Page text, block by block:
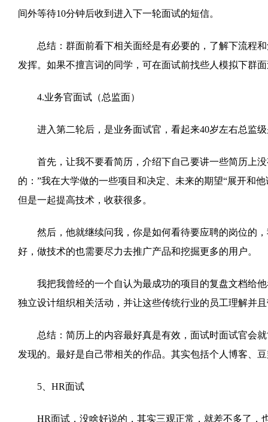
间外等待10分钟后收到进入下一轮面试的短信。
总结：群面前看下相关面经是有必要的，了解下流程和
发挥。如果不擅言词的同学，可在面试前找些人模拟下群
4.业务官面试（总监面）
进入第二轮后，是业务面试官，看起来40岁左右总监级
首先，让我不要看简历，介绍下自己要讲一些简历上没
的：”我在大学做的一些项目和决定、未来的期望“展开和
但是一起提高技术，收获很多。
然后，他就继续问我，你是如何看待要应聘的岗位的，
好，做技术的也需要尽力去推广产品和挖掘更多的用户。
我把我曾经的一个自认为最成功的项目的复盘文档给他
独立设计组织相关活动，并让这些传统行业的员工理解并
总结：简历上的内容最好真是有效，面试时面试官会就
发现的。最好是自己带相关的作品。其实包括个人博客、
5、HR面试
HR面试，没啥好说的，其实三观正常，就差不多了，